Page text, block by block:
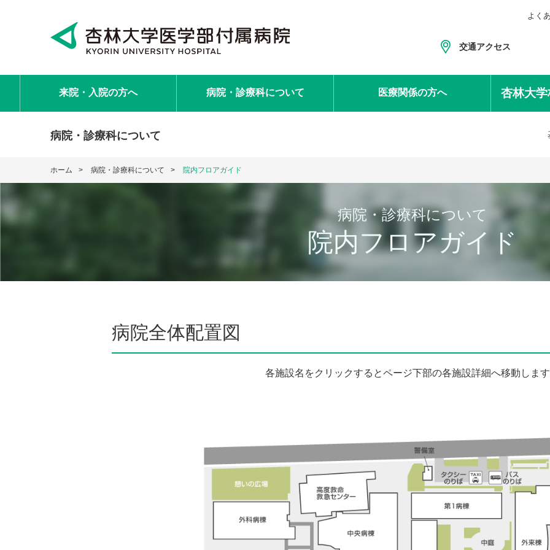
よく
交通アクセス
来院・入院の方へ 病院・診療科について 医療関係の方へ 杏林大学
病院・診療科について
ホーム 病院・診療科について 院内フロアガイド
病院・診療科について
院内フロアガイド
病院全体配置図
各施設名をクリックするとページ下部の各施設詳細へ移動しま